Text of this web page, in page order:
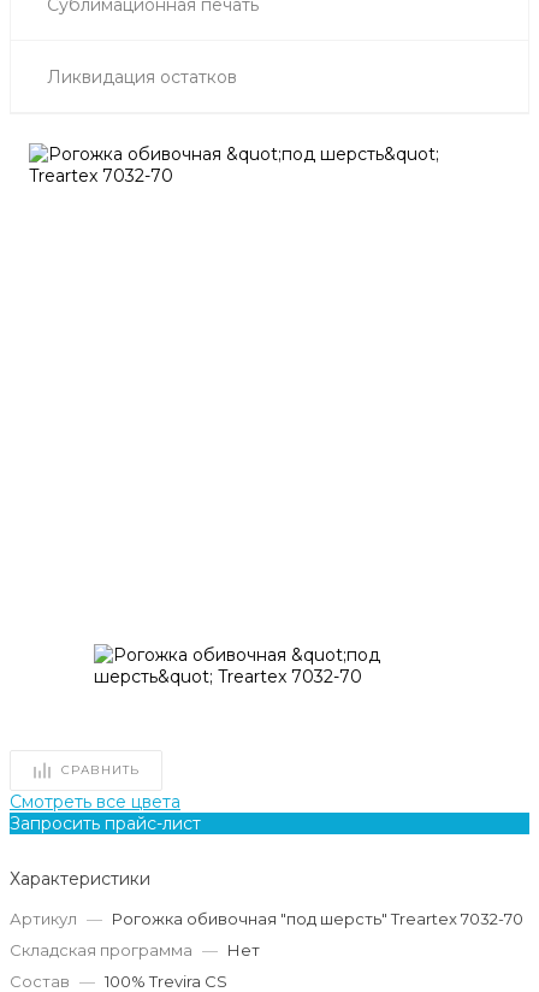
Ликвидация остатков
СРАВНИТЬ
Смотреть все цвета
Запросить прайс-лист
Характеристики
Артикул — Рогожка обивочная "под шерсть" Treartex 7032-70
Складская программа — Нет
Состав — 100% Trevira CS